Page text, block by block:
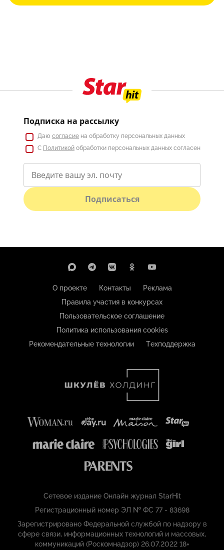
Подписка на рассылку
Даю согласие на обработку персональных данных
С Политикой обработки персональных данных согласен
Подписаться
О проекте Контакты
Реклама
Правила участия в конкурсах
Пользовательское соглашение
Политика использования cookies
Рекомендательные технологии
Техподдержка
Сетевое издание Онлайн журнал StarHit
Регистрационный номер ЭЛ № ФС 77 - 83698
Зарегистрировано Федеральной службой по надзору в
сфере связи, информационных технологий и массовых,
коммуникаций (Роскомнадзор) 26.07.2022 18+